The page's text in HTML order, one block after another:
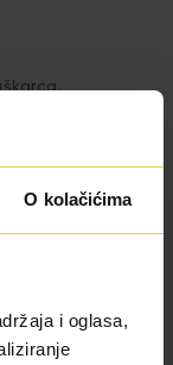
O kolačićima
i oglasa,
posledica
spermatozoida,
ne možemo